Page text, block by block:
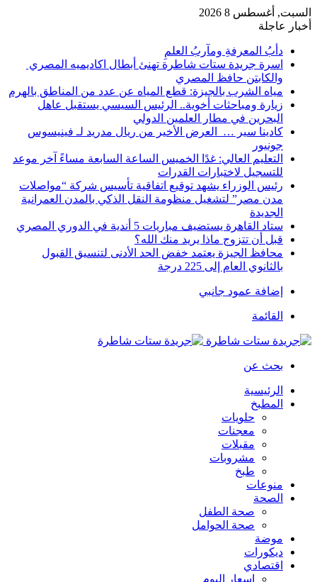
السبت, أغسطس 8 2026
أخبار عاجلة
دأبُ المعرفةِ ومآربُ العلمِ
اسرة جريدة ستات شاطرة تهنئ أبطال اكاديميه المصري
والكابتن حافظ المصري
مياه الشرب بالجيزة: قطع المياه عن عدد من المناطق بالهرم
زيارة ومباحثات أخوية.. الرئيس السيسي يستقبل عاهل
البحرين في مطار العلمين الدولي
كادينا سير … العرض الأخير من ريال مدريد لـ فينيسوس
جونيور
التعليم العالي: غدًا الخميس الساعة السابعة مساءً آخر موعد
للتسجيل لاختبارات القدرات
رئيس الوزراء يشهد توقيع اتفاقية تأسيس شركة “مواصلات
مدن مصر” لتشغيل منظومة النقل الذكي بالمدن العمرانية
الجديدة
ستاد القاهرة يستضيف مباريات 5 أندية في الدوري المصري
قبل أن تتزوج ماذا يريد منك الله؟
محافظ الجيزة يعتمد خفض الحد الأدنى لتنسيق القبول
بالثانوي العام إلى 225 درجة
إضافة عمود جانبي
القائمة
بحث عن
الرئيسية
المطبخ
حلويات
معجنات
مقبلات
مشروبات
طبخ
منوعات
الصحة
صحة الطفل
صحة الحوامل
موضة
ديكورات
اقتصادي
اسعار اليوم